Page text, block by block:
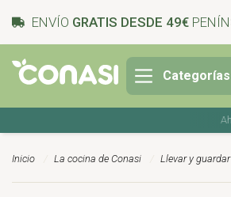
ENVÍO GRATIS DESDE 49€
Categorías
Inicio La cocina de Conasi Llevar y